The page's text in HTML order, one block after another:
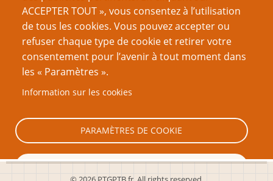
ACCEPTER TOUT », vous consentez à l’utilisation
de tous les cookies. Vous pouvez accepter ou
refuser chaque type de cookie et retirer votre
consentement pour l’avenir à tout moment dans
les « Paramètres ».
Information sur les cookies
PARAMÈTRES DE COOKIE
TOUT REFUSER
Mot de passe
Réinitialiser votre mot de passe